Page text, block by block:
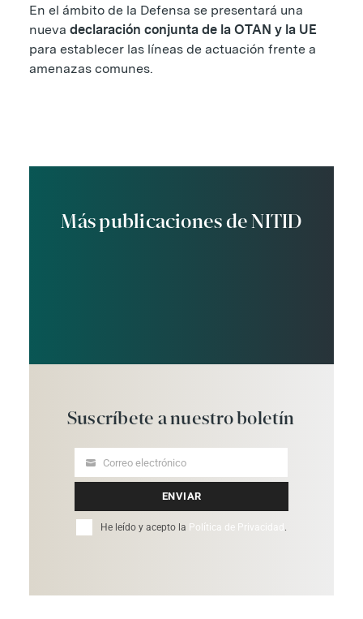
En el ámbito de la Defensa se presentará una
nueva declaración conjunta de la OTAN y la UE
para establecer las líneas de actuación frente a
amenazas comunes.
Más publicaciones de NITID
Suscríbete a nuestroboletín
Your
Correo electrónico
ENVIAR
He leído y acepto la Política de Privacidad .